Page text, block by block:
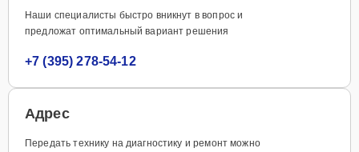
Наши специалисты быстро вникнут в вопрос и
предложат оптимальный вариант решения
+7 (395) 278-54-12
Адрес
Передать технику на диагностику и ремонт можно